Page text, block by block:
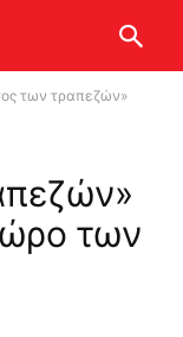
των τραπεζών»
των